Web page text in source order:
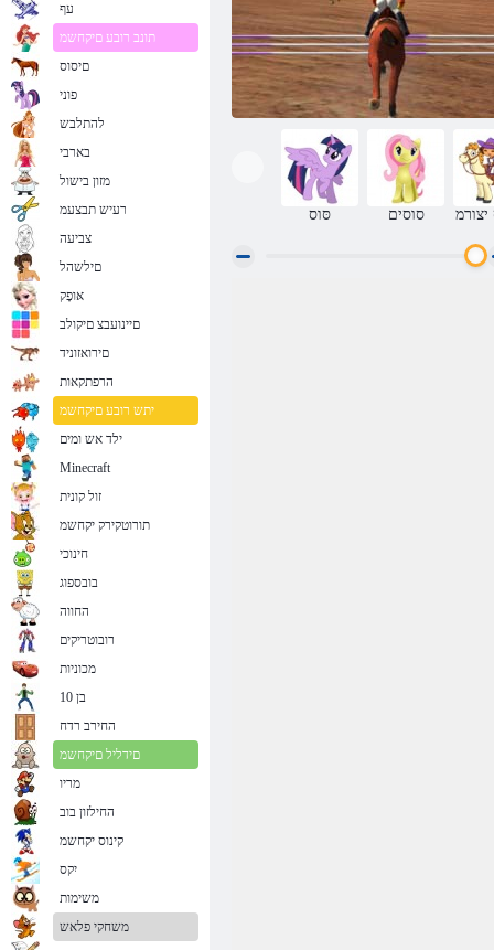
סּוס סוסים יצורמ
עף
תונב רובע םיקחשמ
םיסוס
פוני
להתלבש
בארבי
מזון בישול
רעיש תבצעמ
צביעה
םילשהל
אּופָק
םיינועבצ םיקולב
םירואזוניד
הרפתקאות
יתש רובע םיקחשמ
ילד אש ומים
Minecraft
זול קונית
תורוטקירק יקחשמ
חינוכי
בובספוג
החווה
רובוטריקים
מכוניות
בן 10
החירב רדח
םידליל םיקחשמ
מריו
החילזון בוב
קינוס יקחשמ
יִקס
משימות
משחקי פלאש